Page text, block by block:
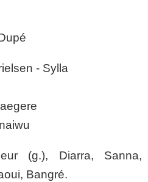
- Sylla
(g.), Diarra, Sanna,
Bangré.